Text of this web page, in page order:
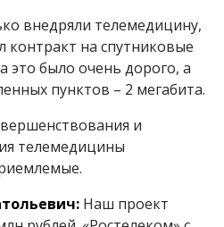
внедряли телемедицину,
контракт на спутниковые
это было очень дорого, а
пунктов – 2 мегабита.
и
телемедицины
Наш проект